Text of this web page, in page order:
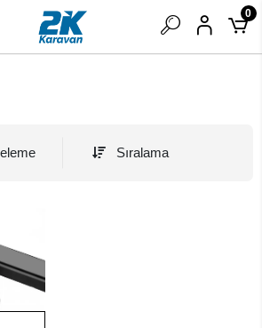
0
Sıralama